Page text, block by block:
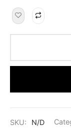
SKU: N/D